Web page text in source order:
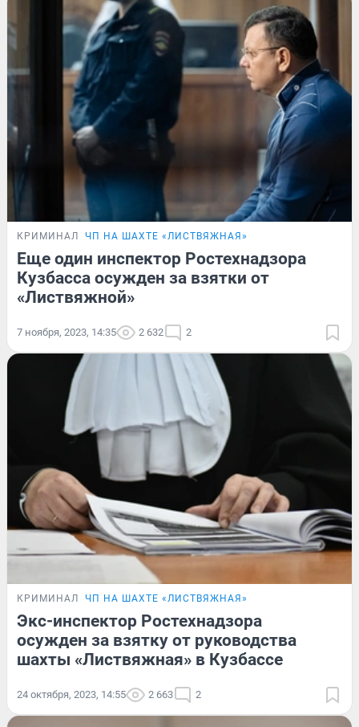
КРИМИНАЛ ЧП НА ШАХТЕ «ЛИСТВЯЖНАЯ»
Еще один инспектор Ростехнадзора
Кузбасса осужден за взятки от
«Листвяжной»
7 ноября, 2023, 14:35 2 632 2
КРИМИНАЛ ЧП НА ШАХТЕ «ЛИСТВЯЖНАЯ»
Экс-инспектор Ростехнадзора
осужден за взятку от руководства
шахты «Листвяжная» в Кузбассе
24 октября, 2023, 14:55 2 663 2